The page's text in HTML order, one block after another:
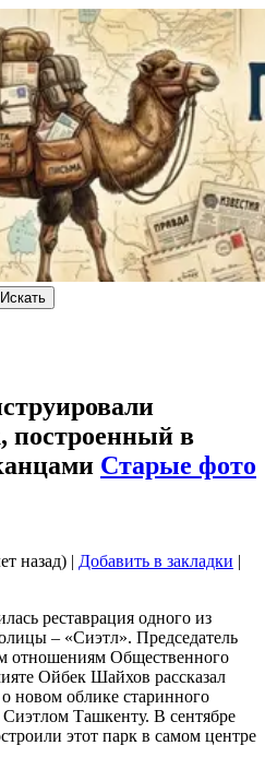
Искать
построенный в
Старые фото
назад) | Добавить в закладки |
реставрация одного из
– «Сиэтл». Председатель
отношениям Общественного
Ойбек Шайхов рассказал
о новом облике старинного
Ташкенту. В сентябре
этот парк в самом центре